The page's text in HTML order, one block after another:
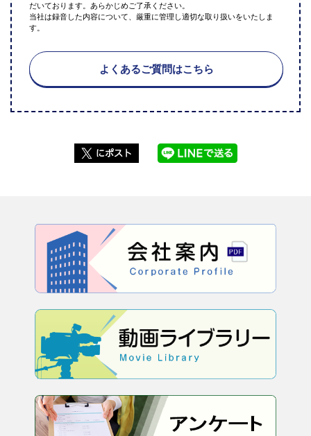
だいております。あらかじめご了承ください。
当社は録音した内容について、厳重に管理し適切な取り扱いをいたしま
す。
よくあるご質問はこちら